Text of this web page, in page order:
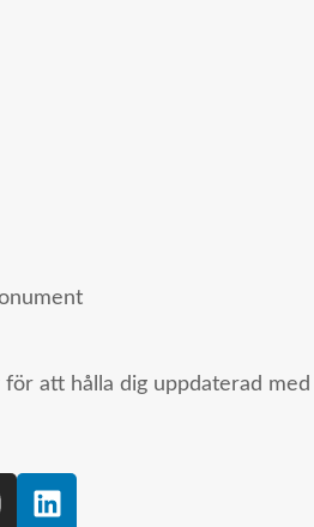
för att hålla dig uppdaterad med